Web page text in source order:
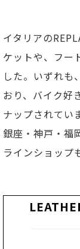
イタリアの
ケットや、フー
した。いずれも
おり、バイク好
ナップされてい
銀座・神戸・福
ラインショップ